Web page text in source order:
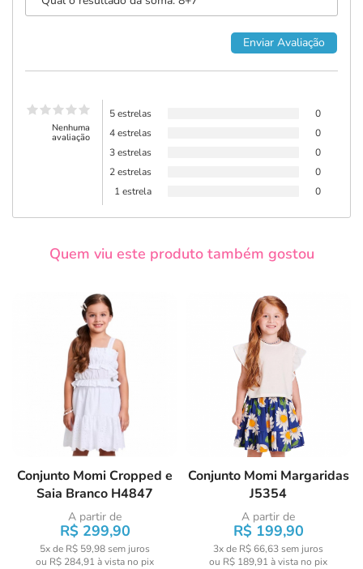
Nenhuma
avaliação
5 estrelas
0
4 estrelas
0
3 estrelas
0
2 estrelas
0
1 estrela
0
Quem viu este produto também gostou
Conjunto Momi Cropped e
Saia Branco H4847
A partir de
R$ 299,90
5x de R$ 59,98sem juros
ou R$ 284,91 à vista no pix
Conjunto Momi Margaridas
J5354
A partir de
R$ 199,90
3x de R$ 66,63sem juros
ou R$ 189,91 à vista no pix